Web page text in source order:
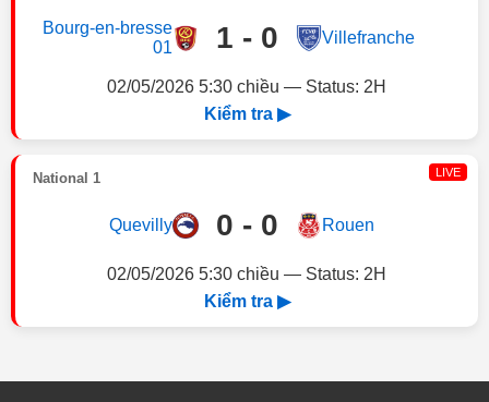
Bourg-en-bresse
01
1 - 0 Villefranche
02/05/2026 5:30 chiều — Status: 2H
Kiểm tra ▶
National 1 LIVE
Quevilly 0 - 0 Rouen
02/05/2026 5:30 chiều — Status: 2H
Kiểm tra ▶